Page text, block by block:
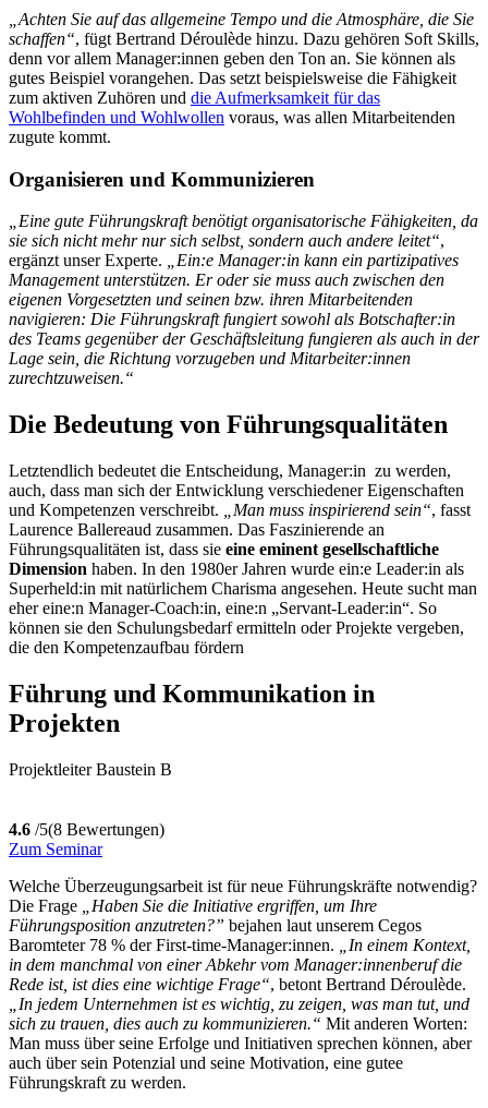
„Achten Sie auf das allgemeine Tempo und die Atmosphäre, die Sie
schaffen“, fügt Bertrand Déroulède hinzu. Dazu gehören Soft Skills,
denn vor allem Manager:innen geben den Ton an. Sie können als
gutes Beispiel vorangehen. Das setzt beispielsweise die Fähigkeit
zum aktiven Zuhören und die Aufmerksamkeit für das
Wohlbefinden und Wohlwollen voraus, was allen Mitarbeitenden
zugute kommt.
Organisieren und Kommunizieren
„Eine gute Führungskraft benötigt organisatorische Fähigkeiten, da
sie sich nicht mehr nur sich selbst, sondern auch andere leitet“,
ergänzt unser Experte.
„Ein:e Manager:in kann ein partizipatives
Management unterstützen. Er oder sie muss auch zwischen den
eigenen Vorgesetzten und seinen bzw. ihren Mitarbeitenden
navigieren: Die Führungskraft fungiert sowohl als Botschafter:in
des Teams gegenüber der Geschäftsleitung fungieren als auch in der
Lage sein, die Richtung vorzugeben und Mitarbeiter:innen
zurechtzuweisen.“
Die Bedeutung von Führungsqualitäten
Letztendlich bedeutet die Entscheidung, Manager:in zu werden,
auch, dass man sich der Entwicklung verschiedener Eigenschaften
und Kompetenzen verschreibt.
„Man muss inspirierend sein“, fasst
Laurence Ballereaud zusammen. Das Faszinierende an
Führungsqualitäten ist, dass sie eine eminent gesellschaftliche
Dimension haben. In den 1980er Jahren wurde ein:e Leader:in als
Superheld:in mit natürlichem Charisma angesehen. Heute sucht man
eher eine:n Manager-Coach:in, eine:n „Servant-Leader:in“. So
können sie den Schulungsbedarf ermitteln oder Projekte vergeben,
die den Kompetenzaufbau fördern
Führung und Kommunikation in
Projekten
Projektleiter Baustein B
4.6 /5(8 Bewertungen)
Zum Seminar
Welche Überzeugungsarbeit ist für neue Führungskräfte notwendig?
Die Frage
„Haben Sie die Initiative ergriffen, um Ihre
Führungsposition anzutreten?” bejahen laut unserem Cegos
Baromteter 78 % der First-time-Manager:innen.
„In einem Kontext,
in dem manchmal von einer Abkehr vom Manager:innenberuf die
Rede ist, ist dies eine wichtige Frage“, betont Bertrand Déroulède.
„In jedem Unternehmen ist es wichtig, zu zeigen, was man tut, und
sich zu trauen, dies auch zu kommunizieren.“ Mit anderen Worten:
Man muss über seine Erfolge und Initiativen sprechen können, aber
auch über sein Potenzial und seine Motivation, eine gutee
Führungskraft zu werden.